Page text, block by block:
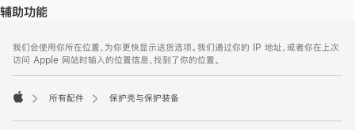
辅助功能
页
页
脚
注
我们会使用你所在位置，为你更快显示送货选项。我们通过你的 IP 地址，或者你在上次
访问 Apple 网站时输入的位置信息，找到了你的位置。
所有配件 保护壳与保护装备